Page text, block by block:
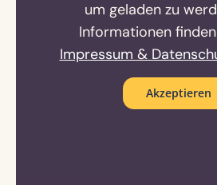
um geladen zu
Informationen
Impressum &
Akzeptieren